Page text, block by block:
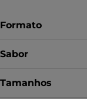
Formato
Sabor
Tamanhos